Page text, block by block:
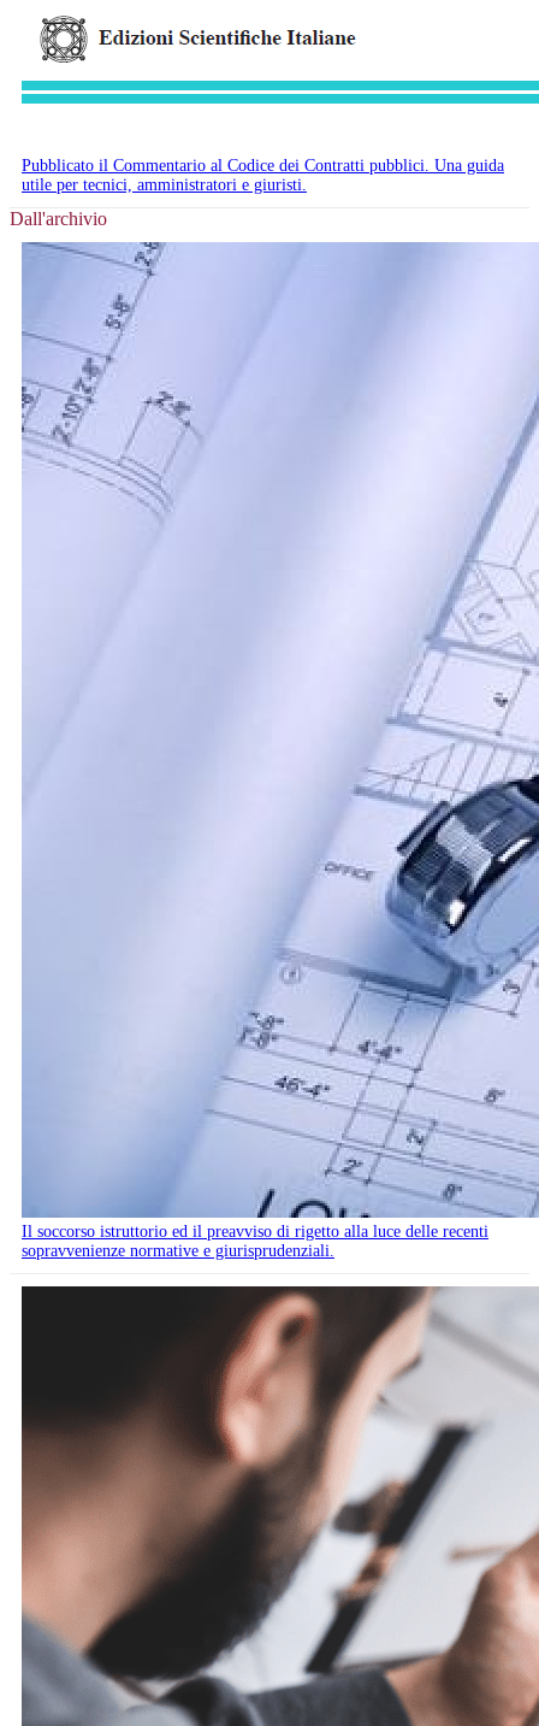
Pubblicato il Commentario al Codice dei Contratti pubblici. Una guida
utile per tecnici, amministratori e giuristi.
Dall'archivio
Il soccorso istruttorio ed il preavviso di rigetto alla luce delle recenti
sopravvenienze normative e giurisprudenziali.